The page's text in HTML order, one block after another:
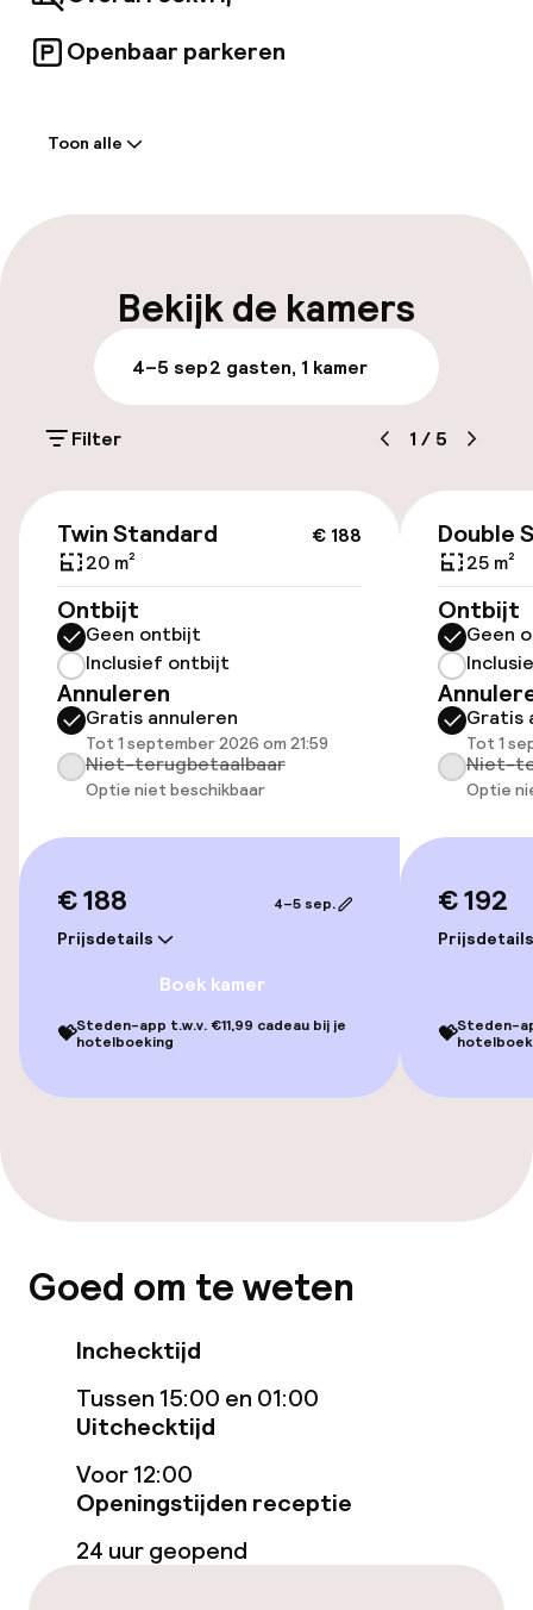
Openbaar parkeren
Express check-out mogelijk
Parkeren & mobiliteit
Openbaar parkeren
Toegankelijkheid
Overal rolstoeltoegankelijk
Lift
Voor toegankelijkheid
geoptimaliseerde kamers beschikbaar
geoptimaliseerde kamers beschikbaar
Zwemmen & wellness
Fitnessruimte / gym
TV lounge
Restaurant
Bar
Eet- en drinkdiensten
Roomservice
Toon alle
Bekijk de kamers
4–5 sep2 gasten, 1 kamer
Filter 1 / 5
€ 188
Twin Standard
20 m²
Ontbijt
Geen ontbijt
Inclusief ontbijt
Annuleren
Gratis annuleren
Tot 1 september 2026 om 21:59
Niet-terugbetaalbaar
Optie niet beschikbaar
€ 188
Prijsdetails
4–5 sep.
Boek kamer
💝Steden-app t.w.v. €11,99 cadeau bij je
hotelboeking
Double
25 m²
Ontbijt
Geen
Gratis
Tot 1
Niet-
Optie
€ 192
Prijsdetails
💝Steden-
Goed om te weten
Inchecktijd
Tussen 15:00 en 01:00
Uitchecktijd
Voor 12:00
Openingstijden receptie
24 uur geopend